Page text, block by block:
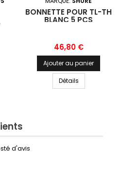
BONNETTE POUR TL-TH
BLANC 5 PCS
Prix
46,80 €
Ajouter au panier
Détails
d'avis